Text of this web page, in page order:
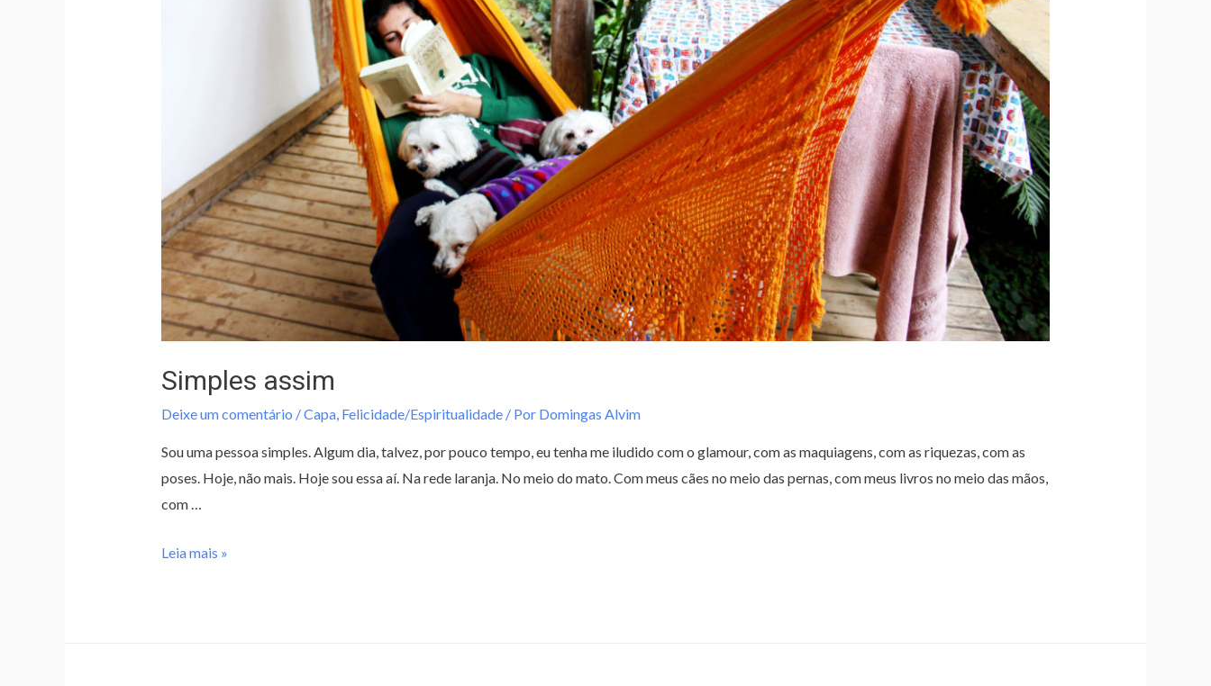
Simples assim
Deixe um comentário /Capa, Felicidade/Espiritualidade/ Por Domingas Alvim
Sou uma pessoa simples. Algum dia, talvez, por pouco tempo, eu tenha me iludido com o glamour, com as maquiagens, com as riquezas, com as
poses. Hoje, não mais. Hoje sou essa aí. Na rede laranja. No meio do mato. Com meus cães no meio das pernas, com meus livros no meio das mãos,
com …
Leia mais »